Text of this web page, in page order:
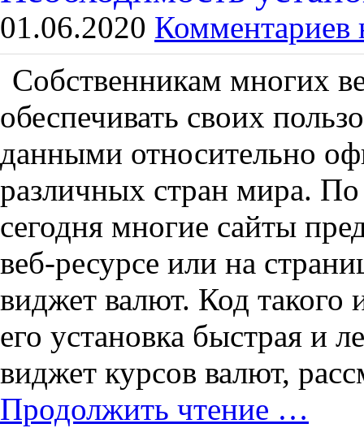
01.06.2020 Комментариев
Собственникам многих
обеспечивать своих
данными относительно
различных стран мира.
сегодня многие сайты
веб-ресурсе или на
виджет валют. Код
его установка быстрая и
виджет курсов валют,
Продолжить чтение …